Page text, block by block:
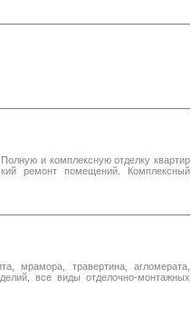
и комплексную отделку квартир
ремонт помещений. Комплексный
мрамора, травертина, агломерата,
все виды отделочно-монтажных